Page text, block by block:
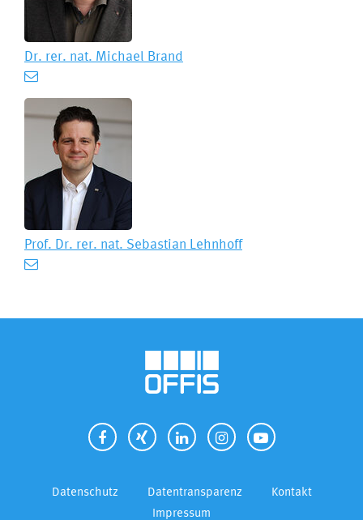
Dr. rer. nat. Michael Brand
Prof. Dr. rer. nat. Sebastian Lehnhoff
Datenschutz Datentransparenz
Kontakt
Impressum